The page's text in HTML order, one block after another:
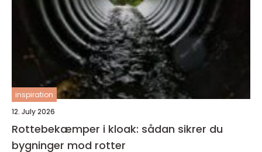
inspiration
12. July 2026
Rottebekæmper i kloak: sådan sikrer du
bygninger mod rotter